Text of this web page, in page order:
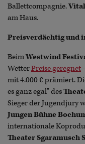
Ballettcompagnie.
am Haus.
Preisverdächtig und
BeimWestwind
WetterPreise geregnet
mit 4.000 € prämiert.
es ganz egal" des
Sieger der Jugendjury
Jungen Bühne
internationale
Theater Sgaramusch